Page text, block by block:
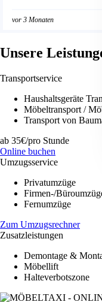
vor 3 Monaten
Unsere
Transportservice
Haushaltsgeräte
Möbeltransport /
Transport von
ab 35€/pro Stunde
Online buchen
Umzugsservice
Privatumzüge
Firmen-/
Fernumzüge
Zum Umzugsrechner
Zusatzleistungen
Demontage &
Möbellift
Halteverbotszone